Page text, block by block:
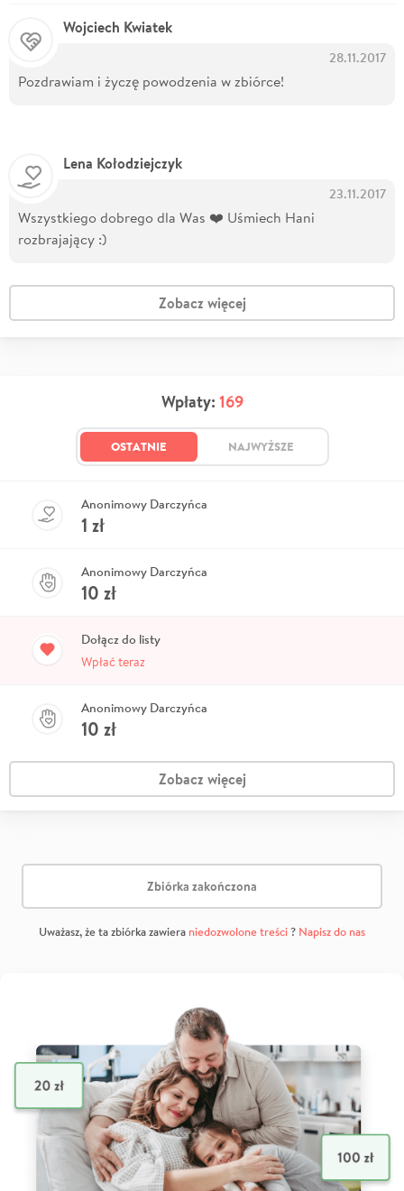
Wojciech Kwiatek
28.11.2017
Pozdrawiam i życzę powodzenia w zbiórce!
Lena Kołodziejczyk
23.11.2017
Wszystkiego dobrego dla Was ❤️ Uśmiech Hani
rozbrajający :)
Zobacz więcej
Wpłaty: 169
OSTATNIE NAJWYŻSZE
Anonimowy Darczyńca
1 zł
Anonimowy Darczyńca
10 zł
Dołącz do listy
Wpłać teraz
Anonimowy Darczyńca
10 zł
Zobacz więcej
Zbiórka zakończona
Uważasz, że ta zbiórka zawiera niedozwolone treści? Napisz do nas